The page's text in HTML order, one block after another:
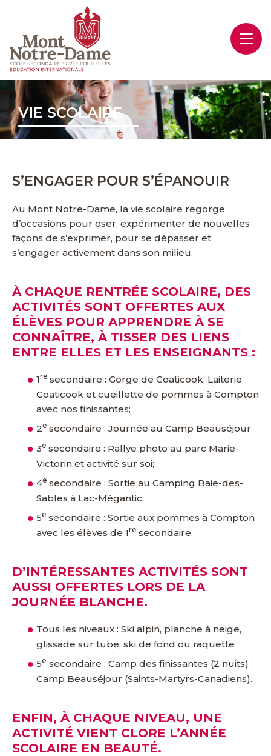
VIE SCOLAIRE
S’ENGAGER POUR S’ÉPANOUIR
Au Mont Notre-Dame, la vie scolaire regorge
d’occasions pour oser, expérimenter de nouvelles
façons de s’exprimer, pour se dépasser et
s’engager activement dans son milieu.
À CHAQUE RENTRÉE SCOLAIRE, DES
ACTIVITÉS SONT OFFERTES AUX
ÉLÈVES POUR APPRENDRE À SE
CONNAÎTRE, À TISSER DES LIENS
ENTRE ELLES ET LES ENSEIGNANTS :
1re secondaire : Gorge de Coaticook, Laiterie
Coaticook et cueillette de pommes à Compton
avec nos finissantes;
2e secondaire : Journée au Camp Beauséjour
3e secondaire : Rallye photo au parc Marie-
Victorin et activité sur soi;
4e secondaire : Sortie au Camping Baie-des-
Sables à Lac-Mégantic;
5e secondaire : Sortie aux pommes à Compton
avec les élèves de 1re secondaire.
D’INTÉRESSANTES ACTIVITÉS SONT
AUSSI OFFERTES LORS DE LA
JOURNÉE BLANCHE.
Tous les niveaux : Ski alpin, planche à neige,
glissade sur tube, ski de fond ou raquette
5e secondaire : Camp des finissantes (2 nuits) :
Camp Beauséjour (Saints-Martyrs-Canadiens).
ENFIN, À CHAQUE NIVEAU, UNE
ACTIVITÉ VIENT CLORE L’ANNÉE
SCOLAIRE EN BEAUTÉ.